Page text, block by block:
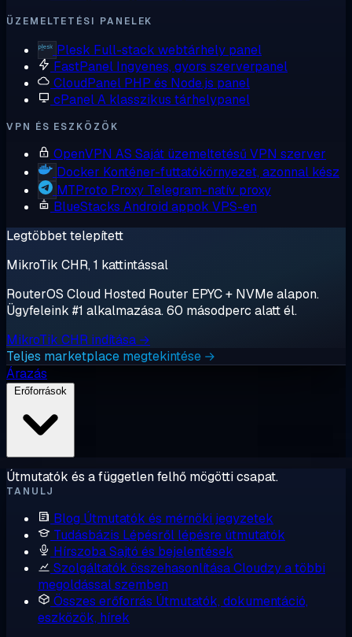
ÜZEMELTETÉSI PANELEK
Plesk Full-stack webtárhely panel
FastPanel Ingyenes, gyors szerverpanel
CloudPanel PHP és Node.js panel
cPanelA klasszikus tárhelypanel
VPN ÉS ESZKÖZÖK
OpenVPN AS Saját üzemeltetésű VPN szerver
Docker Konténer-futtatókörnyezet, azonnal kész
MTProto Proxy Telegram-natív proxy
BlueStacks Android appok VPS-en
Legtöbbet telepített
MikroTik CHR, 1 kattintással
RouterOS Cloud Hosted Router EPYC + NVMe alapon.
Ügyfeleink #1 alkalmazása. 60 másodperc alatt él.
MikroTik CHR indítása →
Teljes marketplace megtekintése →
Árazás
Útmutatók és a független felhő mögötti csapat.
TANULJ
Blog Útmutatók és mérnöki jegyzetek
Tudásbázis Lépésről lépésre útmutatók
HírszobaSajtó és bejelentések
Szolgáltatók összehasonlításaCloudzy a többi
megoldással szemben
Összes erőforrás Útmutatók, dokumentáció,
eszközök, hírek